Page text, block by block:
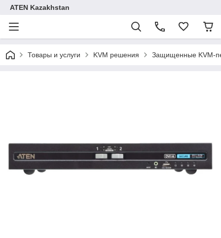
ATEN Kazakhstan
Товары и услуги KVM решения Защищенные KVM-